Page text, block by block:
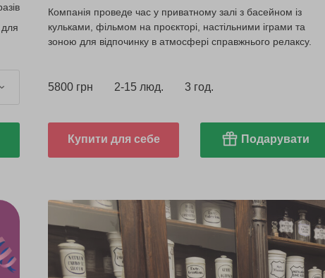
для
Компанія проведе час у приватному залі з басейном із
кульками, фільмом на проєкторі, настільними іграми та
зоною для відпочинку в атмосфері справжнього релаксу.
5800 грн 2-15 люд. 3 год.
Купити для себе Подарувати